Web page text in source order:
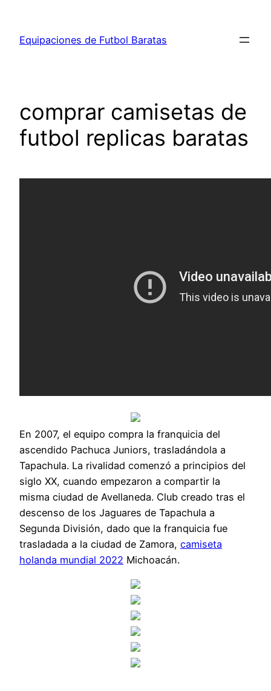
contenido
Equipaciones de Futbol Baratas
comprar camisetas de
futbol replicas baratas
En 2007, el equipo compra la franquicia del
ascendido Pachuca Juniors, trasladándola a
Tapachula. La rivalidad comenzó a principios del
siglo XX, cuando empezaron a compartir la
misma ciudad de Avellaneda. Club creado tras el
descenso de los Jaguares de Tapachula a
Segunda División, dado que la franquicia fue
trasladada a la ciudad de Zamora, camiseta
holanda mundial 2022 Michoacán.